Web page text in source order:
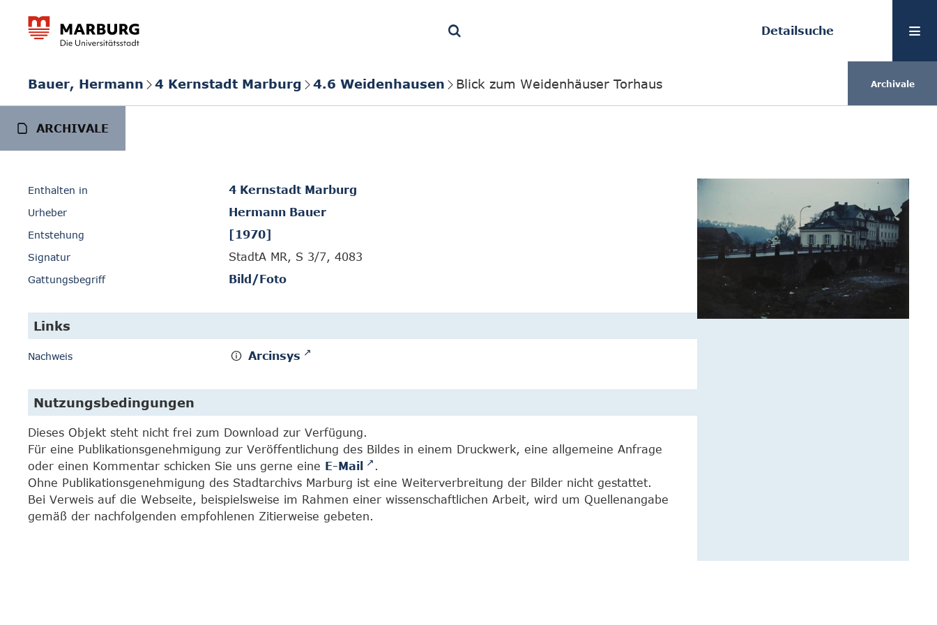
Detailsuche
Bauer, Hermann 4 Kernstadt Marburg 4.6 Weidenhausen Blick zum Weidenhäuser Torhaus Archivale
ARCHIVALE
Enthalten in 4 Kernstadt Marburg
Urheber Hermann Bauer
Entstehung [1970]
Signatur StadtA MR, S 3/7, 4083
Gattungsbegriff Bild/Foto
Links
Nachweis Arcinsys
Nutzungsbedingungen
Dieses Objekt steht nicht frei zum Download zur Verfügung.
Für eine Publikationsgenehmigung zur Veröffentlichung des Bildes in einem Druckwerk, eine allgemeine Anfrage
oder einen Kommentar schicken Sie uns gerne eine E-Mail
.
Ohne Publikationsgenehmigung des Stadtarchivs Marburg ist eine Weiterverbreitung der Bilder nicht gestattet.
Bei Verweis auf die Webseite, beispielsweise im Rahmen einer wissenschaftlichen Arbeit, wird um Quellenangabe
gemäß der nachfolgenden empfohlenen Zitierweise gebeten.